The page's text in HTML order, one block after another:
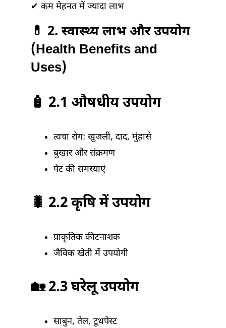
✔ कम मेहनत में ज्यादा लाभ
💊 2. स्वास्थ्य लाभ और उपयोग
(Health Benefits and
Uses)
🧴 2.1 औषधीय उपयोग
त्वचा रोग: खुजली, दाद, मुंहासे
बुखार और संक्रमण
पेट की समस्याएं
🐛 2.2 कृषि में उपयोग
प्राकृतिक कीटनाशक
जैविक खेती में उपयोगी
🏡 2.3 घरेलू उपयोग
साबुन, तेल, टूथपेस्ट